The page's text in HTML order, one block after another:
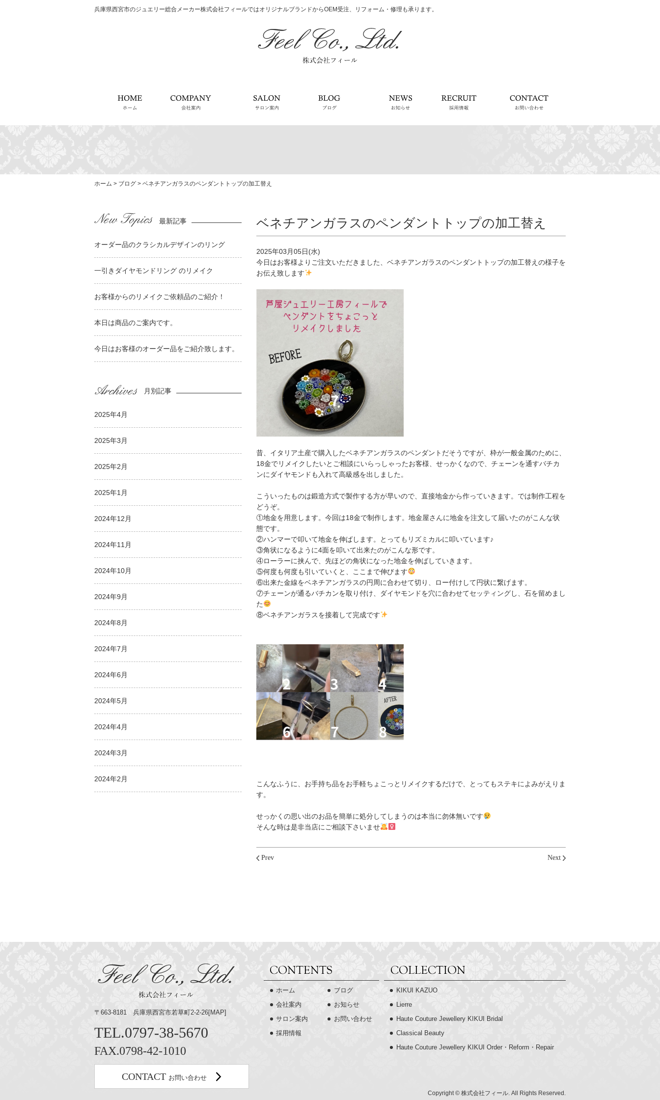
兵庫県西宮市のジュエリー総合メーカー株式会社フィールではオリジナルブランドからOEM受注、リフォーム・修理も承ります。
ホーム 会社案内 サロン案内 お知らせ 採用情報
ホーム > ブログ > ベネチアンガラスのペンダントトップの加工替え
ベネチアンガラスのペンダントトップの加工替え
2025年03月05日(水)
今日はお客様よりご注文いただきました、ベネチアンガラスのペンダントトップの加工替えの様子を
お伝え致します
昔、イタリア土産で購入したベネチアンガラスのペンダントだそうですが、枠が一般金属のために、
18金でリメイクしたいとご相談にいらっしゃったお客様、せっかくなので、チェーンを通すバチカ
ンにダイヤモンドも入れて高級感を出しました。
こういったものは鍛造方式で製作する方が早いので、直接地金から作っていきます。では制作工程を
どうぞ。
①地金を用意します。今回は18金で制作します。地金屋さんに地金を注文して届いたのがこんな状
態です。
②ハンマーで叩いて地金を伸ばします。とってもリズミカルに叩いています♪
③角状になるように4面を叩いて出来たのがこんな形です。
④ローラーに挟んで、先ほどの角状になった地金を伸ばしていきます。
⑤何度も何度も引いていくと、ここまで伸びます
⑥出来た金線をベネチアンガラスの円周に合わせて切り、ロー付けして円状に繋げます。
⑦チェーンが通るバチカンを取り付け、ダイヤモンドを穴に合わせてセッティングし、石を留めまし
た
⑧ベネチアンガラスを接着して完成です
こんなふうに、お手持ち品をお手軽ちょこっとリメイクするだけで、とってもステキによみがえりま
す。
せっかくの思い出のお品を簡単に処分してしまうのは本当に勿体無いです
そんな時は是非当店にご相談下さいませ
Prev Next
最新記事
オーダー品のクラシカルデザインのリング
一引きダイヤモンドリング のリメイク
お客様からのリメイクご依頼品のご紹介！
本日は商品のご案内です。
今日はお客様のオーダー品をご紹介致します。
月別記事
2025年4月
2025年3月
2025年2月
2025年1月
2024年12月
2024年11月
2024年10月
2024年9月
2024年8月
2024年7月
2024年6月
2024年5月
2024年4月
2024年3月
2024年2月
〒663-8181 兵庫県西宮市若草町2-2-26[MAP]
TEL.0797-38-5670
FAX.0798-42-1010
CONTACT お問い合わせ
ホーム
会社案内
サロン案内
採用情報
ブログ
お知らせ
お問い合わせ
KIKUI KAZUO
Lierre
Haute Couture Jewellery KIKUI Bridal
Classical Beauty
Haute Couture Jewellery KIKUI Order・Reform・Repair
Copyright © 株式会社フィール. All Rights Reserved.